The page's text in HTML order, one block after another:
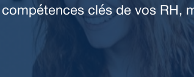
clés de vos RH,